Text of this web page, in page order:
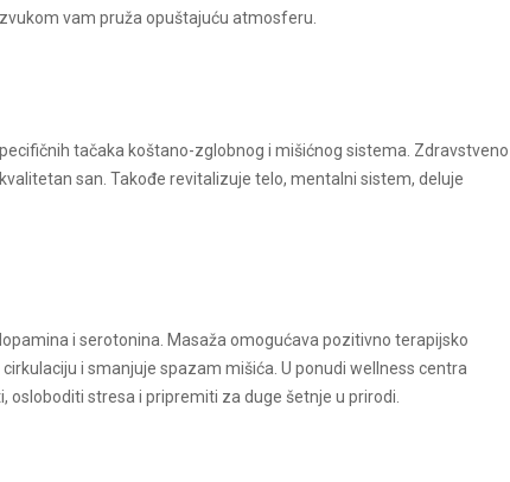
vam pruža opuštajuću atmosferu.
tačaka koštano-zglobnog i mišićnog sistema. Zdravstveno
san. Takođe revitalizuje telo, mentalni sistem, deluje
i serotonina. Masaža omogućava pozitivno terapijsko
i smanjuje spazam mišića. U ponudi wellness centra
stresa i pripremiti za duge šetnje u prirodi.